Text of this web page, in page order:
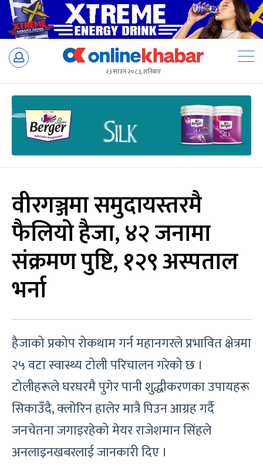
Skip
२३ साउन २०८३, शनिबार
वीरगञ्जमा समुदायस्तरमै
फैलियो हैजा, ४२ जनामा
संक्रमण पुष्टि, १२९ अस्पताल
भर्ना
हैजाको प्रकोप रोकथाम गर्न महानगरले प्रभावित क्षेत्रमा
२५ वटा स्वास्थ्य टोली परिचालन गरेको छ ।
टोलीहरूले घरघरमै पुगेर पानी शुद्धीकरणका उपायहरू
सिकाउँदै, क्लोरिन हालेर मात्रै पिउन आग्रह गर्दै
जनचेतना जगाइरहेको मेयर राजेशमान सिंहले
अनलाइनखबरलाई जानकारी दिए ।